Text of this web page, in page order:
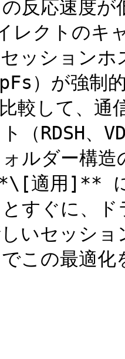
反応速度
レクトの
ッション
）が強制
較して、通
ト（RDSH
ルダー構造
適用]** に
すぐに、
いセッシ
この最適